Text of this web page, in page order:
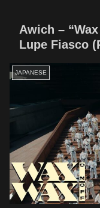
Awich –
Lupe Fiasco
JAPANESE